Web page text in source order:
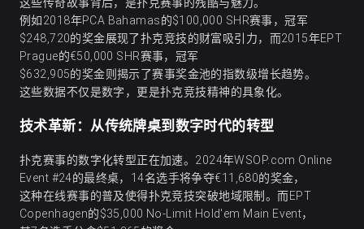
这些传奇故事背后，是扑克赛事的残酷与魅力。
例如2018年PCA Bahamas的$100,000 SHR赛事，冠军
$248,720的奖金展现了扑克竞技的财富吸引力，而2015年EPT
Prague的€50,000 SHR赛事，冠军
$632,905的奖金则揭示了赛事奖金池的指数级增长趋势。
这些数据不仅是数字，更是扑克竞技精神的具象化。
技术革新：从传统牌桌到数字时代的转型
扑克赛事的数字化转型正在加速。2024年WSOP.com Online
Event #24的最终桌，14名选手将争夺€11,680的奖金，
这种在线赛事的普及使得扑克竞技突破地域限制。而EPT
Copenhagen的$35,000 No-Limit Hold'em Main Event，